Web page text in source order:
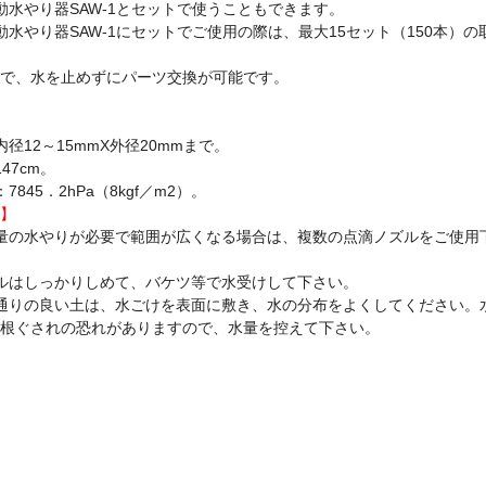
水やり器SAW-1とセットで使うこともできます。
水やり器SAW-1にセットでご使用の際は、最大15セット（150本）の
、水を止めずにパーツ交換が可能です。
径12～15mmX外径20mmまで。
。
7845．2hPa（8kgf／m2）。
の水やりが必要で範囲が広くなる場合は、複数の点滴ノズルをご使用
はしっかりしめて、バケツ等で水受けして下さい。
りの良い土は、水ごけを表面に敷き、水の分布をよくしてください。
ぐされの恐れがありますので、水量を控えて下さい。